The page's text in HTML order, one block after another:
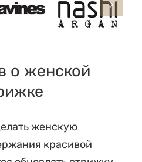
женскую
красивой
обновлять стрижку
зависимости от